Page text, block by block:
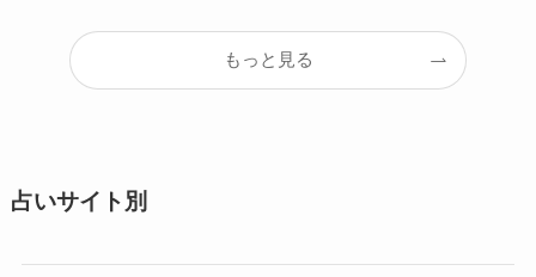
もっと見る
占いサイト別